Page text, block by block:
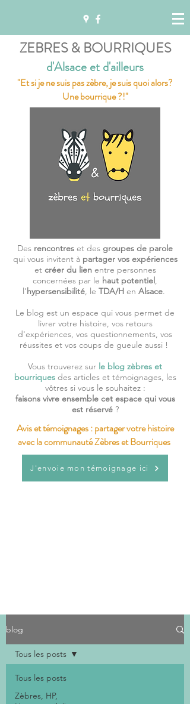
ZEBRES & BOURRIQUES
d'Alsace et d'ailleurs
"Et si je ne suis pas zèbre, je suis quoi alors?
Une bourrique ?!"
Des rencontres et des groupes de parole
qui vous invitent à partager vos expériences
et créer du lienentre personnes
concernées par le haut potentiel,
l'hypersensibilité, le TDA/H en Alsace.
Le blog est un espace qui vous permet de
livrer votre histoire, vos retours
d'expériences, vos questionnements, vos
réussites et vos coups de gueule aussi !
Vous trouverez sur le blog zèbres et
bourriquesdes articles et témoignages, les
vôtres si vous le souhaitez :
faisons vivre ensemble cet espace qui vous
est réservé?
Avis et témoignages : partager votre histoire
avec la communauté Zèbres et Bourriques
J'envoie mon témoignage ici
blog
Tous les posts
Zèbres, HP,
Tous les posts